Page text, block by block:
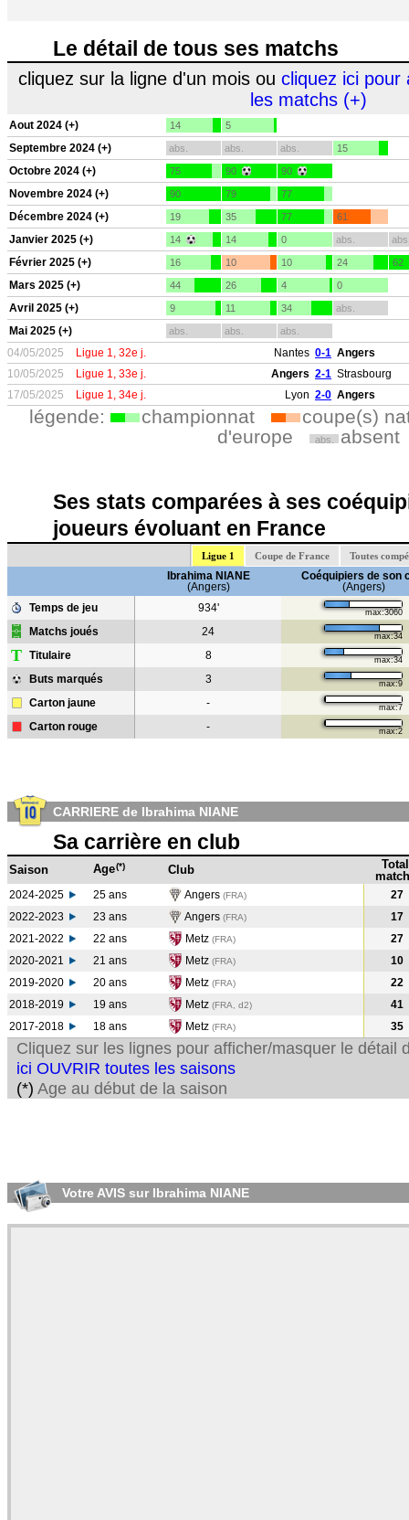
Le détail de tous ses matchs
cliquez sur la ligne d'un mois ou cliquez ici pour
les matchs (+)
Aout 2024 (+) 14 5
Septembre 2024 (+) abs. abs. abs. 15
Octobre 2024 (+) 75 90 90
Novembre 2024 (+) 90 79 77
Décembre 2024 (+) 19 35 77 61
Janvier 2025 (+) 14 14 0 abs.
Février 2025 (+) 16 10 10 24 62
Mars 2025 (+) 44 26 4 0
Avril 2025 (+) 9 11 34 abs.
Mai 2025 (+) abs. abs. abs.
04/05/2025 Ligue 1, 32e j. Nantes 0-1 Angers
10/05/2025
Ligue 1, 33e j. Angers 2-1 Strasbourg
17/05/2025
Ligue 1, 34e j. Lyon 2-0 Angers
légende: championnat
coupe(s)
d'europe
abs. absent
Ses stats comparées à ses
joueurs évoluant en France
Ligue 1 Coupe de France Toutes
Ibrahima NIANE
(Angers)
Coéquipiers de son
(Angers)
Temps de jeu
934' max:3060
Matchs joués 24 max:34
T Titulaire 8 max:34
Buts marqués 3 max:9
Carton jaune - max:7
Carton rouge - max:2
CARRIERE de Ibrahima NIANE
Sa carrière en club
Saison Age(*) Club
Total
2024-2025 25 ans Angers (FRA)
27
2022-2023
23 ans Angers (FRA)
17
2021-2022
22 ans Metz (FRA)
27
2020-2021
21 ans Metz (FRA)
10
2019-2020
20 ans Metz (FRA)
22
2018-2019
19 ans Metz (FRA, d2)
41
2017-2018
18 ans Metz (FRA) 35
Cliquez sur les lignes pour afficher/masquer le détail
ici OUVRIR toutes les saisons
(*) Age au début de la saison
Votre AVIS sur Ibrahima NIANE